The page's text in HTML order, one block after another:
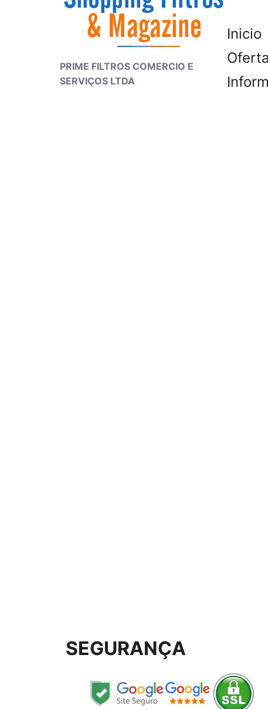
PRIME FILTROS COMERCIO E
SERVIÇOS LTDA
Inicio
SEGURANÇA